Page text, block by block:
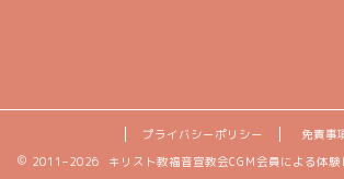
プライバシーポリシー
免責事
2011–2026 キリスト教福音宣教会CGM会員による体験